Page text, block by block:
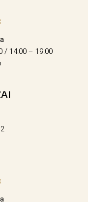
/ 14:00 – 19:00